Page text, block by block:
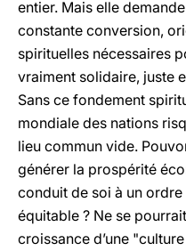
entier. Mais elle
constante conversion,
spirituelles nécessaires
vraiment solidaire, juste
Sans ce fondement
mondiale des nations
lieu commun vide.
générer la prospérité
conduit de soi à un
équitable ? Ne se
croissance d’une